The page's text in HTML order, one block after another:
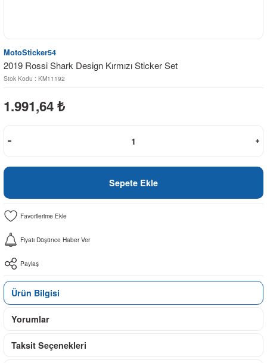
MotoSticker54
2019 Rossi Shark Design Kırmızı Sticker Set
Stok Kodu : KM11192
1.991,64 ₺
Sepete Ekle
Fiyatı Düşünce Haber Ver
Paylaş
Ürün Bilgisi
Yorumlar
Taksit Seçenekleri